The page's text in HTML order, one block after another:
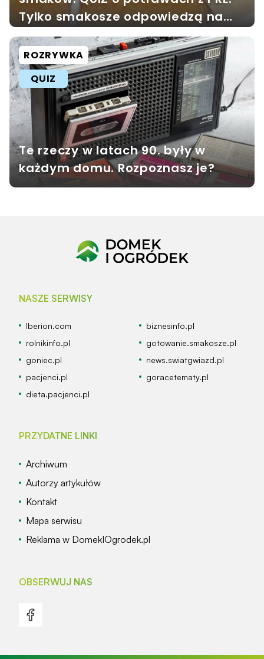
Tylko smakosze odpowiedzą na
wszystkie pytania
ROZRYWKA
QUIZ
Te rzeczy w latach 90. były w
każdym domu. Rozpoznasz je?
NASZE SERWISY
Iberion.com
biznesinfo.pl
rolnikinfo.pl
gotowanie.smakosze.pl
goniec.pl
news.swiatgwiazd.pl
pacjenci.pl
goracetematy.pl
dieta.pacjenci.pl
PRZYDATNE LINKI
Archiwum
Autorzy artykułów
Kontakt
Mapa serwisu
Reklama w DomekIOgrodek.pl
OBSERWUJ NAS